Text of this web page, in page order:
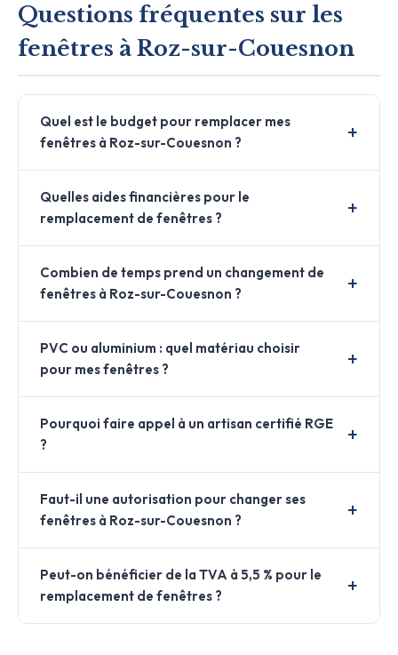
Questions fréquentes sur les
fenêtres à Roz-sur-Couesnon
Quel est le budget pour remplacer mes
fenêtres à Roz-sur-Couesnon ?
Quelles aides financières pour le
remplacement de fenêtres ?
Combien de temps prend un changement de
fenêtres à Roz-sur-Couesnon ?
PVC ou aluminium : quel matériau choisir
pour mes fenêtres ?
Pourquoi faire appel à un artisan certifié RGE
?
Faut-il une autorisation pour changer ses
fenêtres à Roz-sur-Couesnon ?
Peut-on bénéficier de la TVA à 5,5 % pour le
remplacement de fenêtres ?